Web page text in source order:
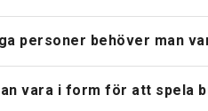
personer behöver man
vara i form för att spela